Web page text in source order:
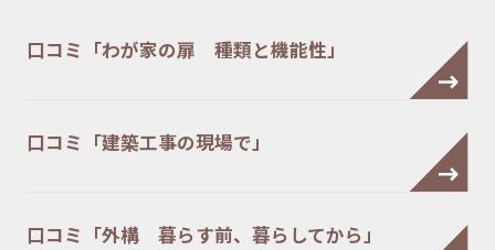
口コミ「わが家の扉 種類と機能性」
口コミ「建築工事の現場で」
口コミ「外構 暮らす前、暮らしてから」